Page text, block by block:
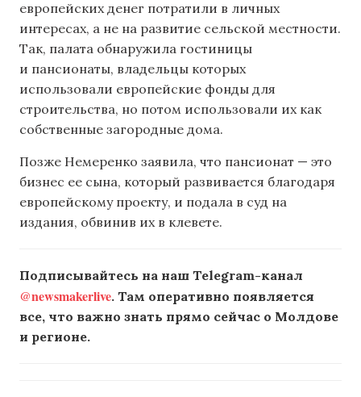
европейских денег потратили в личных
интересах, а не на развитие сельской местности.
Так, палата обнаружила гостиницы
и пансионаты, владельцы которых
использовали европейские фонды для
строительства, но потом использовали их как
собственные загородные дома.
Позже Немеренко заявила, что пансионат — это
бизнес ее сына, который развивается благодаря
европейскому проекту, и подала в суд на
издания, обвинив их в клевете.
Подписывайтесь на наш Telegram-канал
@newsmakerlive. Там оперативно появляется
все, что важно знать прямо сейчас о Молдове
и регионе.